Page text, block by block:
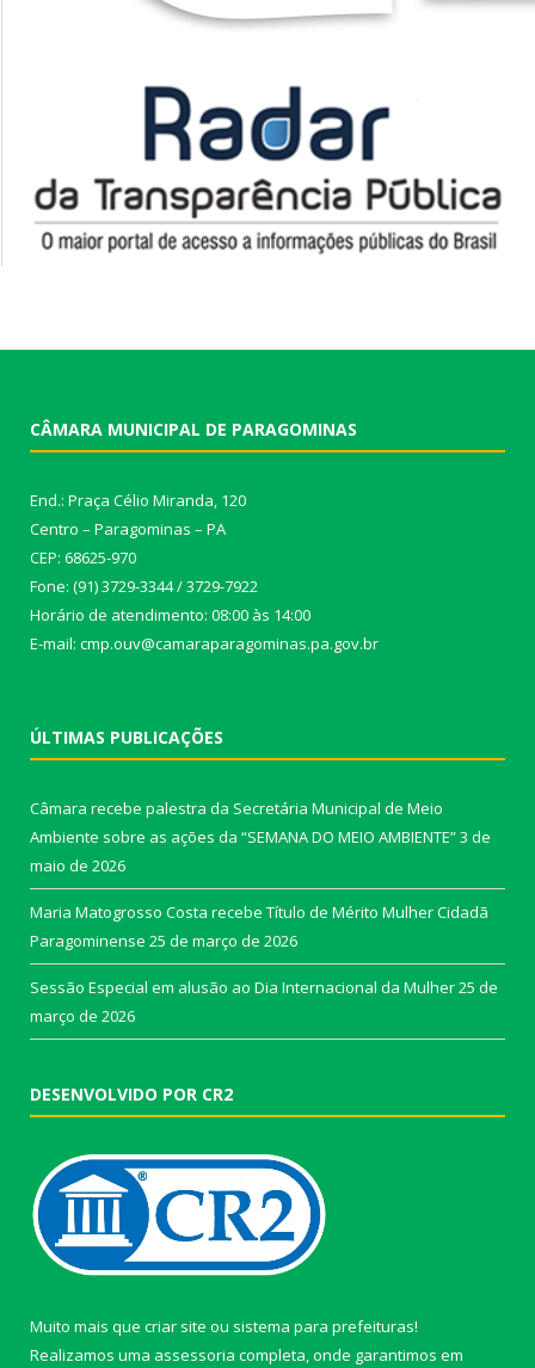
CÂMARA MUNICIPAL DE PARAGOMINAS
End.: Praça Célio Miranda, 120
Centro – Paragominas – PA
CEP: 68625-970
Fone: (91) 3729-3344 / 3729-7922
Horário de atendimento: 08:00 às 14:00
E-mail: cmp.ouv@camaraparagominas.pa.gov.br
ÚLTIMAS PUBLICAÇÕES
Câmara recebe palestra da Secretária Municipal de Meio
Ambiente sobre as ações da “SEMANA DO MEIO AMBIENTE”3 de
maio de 2026
Maria Matogrosso Costa recebe Título de Mérito Mulher Cidadã
Paragominense 25 de março de 2026
Sessão Especial em alusão ao Dia Internacional da Mulher25 de
março de 2026
DESENVOLVIDO POR CR2
Muito mais que criar site ou sistema para prefeituras!
Realizamos uma assessoria completa, onde garantimos em